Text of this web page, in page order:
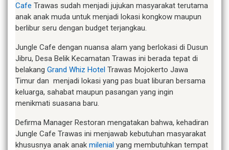
Cafe Trawas sudah menjadi jujukan masyarakat terutama
anak anak muda untuk menjadi lokasi kongkow maupun
berlibur seru dengan budget terjangkau.
Jungle Cafe dengan nuansa alam yang berlokasi di Dusun
Jibru, Desa Belik Kecamatan Trawas ini berada tepat di
belakang Grand Whiz Hotel Trawas Mojokerto Jawa
Timur dan menjadi lokasi yang pas buat liburan bersama
keluarga, sahabat maupun pasangan yang ingin
menikmati suasana baru.
Defirma Manager Restoran mengatakan bahwa, kehadiran
Jungle Cafe Trawas ini menjawab kebutuhan masyarakat
khususnya anak anak milenial yang membutuhkan tempat